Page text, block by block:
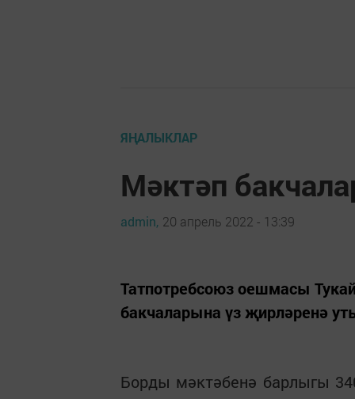
ЯҢАЛЫКЛАР
Мәктәп
admin, 20 апрель 2022 - 13:39
Татпотребсоюз оешмасы
бакчаларына үз җирләренә
Борды мәктәбенә барлыгы